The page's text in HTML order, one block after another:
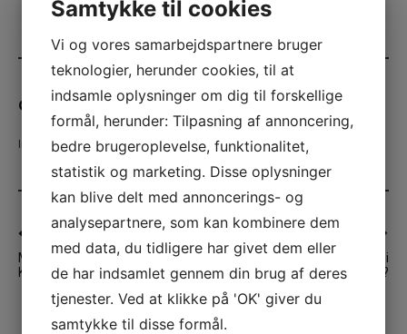
ChristnaW
Indlæg oprettet 32
Indlægsnavigation
FORRIGE ARTIKEL
Medicinsk cannabis –
Kontroversielt lægemiddel
Mangler du en venue i
København?
Samtykke til cookies
Vi og vores samarbejdspartnere bruger
teknologier, herunder cookies, til at
indsamle oplysninger om dig til forskellige
formål, herunder: Tilpasning af annoncering,
bedre brugeroplevelse, funktionalitet,
statistik og marketing. Disse oplysninger
kan blive delt med annoncerings- og
analysepartnere, som kan kombinere dem
med data, du tidligere har givet dem eller
de har indsamlet gennem din brug af deres
tjenester. Ved at klikke på 'OK' giver du
samtykke til disse formål.